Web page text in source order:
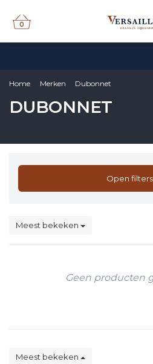
0
0
Home Merken Dubonnet
DUBONNET
Open filters
Meest bekeken
Geen producten
Meest bekeken